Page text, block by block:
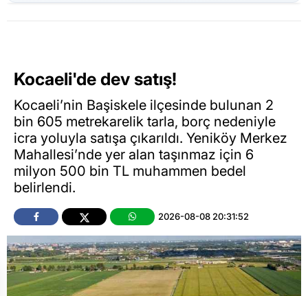
Kocaeli'de dev satış!
Kocaeli’nin Başiskele ilçesinde bulunan 2
bin 605 metrekarelik tarla, borç nedeniyle
icra yoluyla satışa çıkarıldı. Yeniköy Merkez
Mahallesi’nde yer alan taşınmaz için 6
milyon 500 bin TL muhammen bedel
belirlendi.
2026-08-08 20:31:52